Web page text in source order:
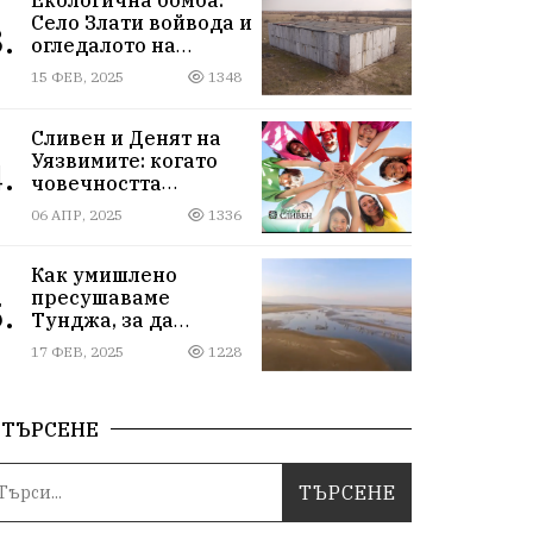
Село Злати войвода и
огледалото на
управлението
15 ФЕВ, 2025 1348
Сливен и Денят на
Уязвимите: когато
човечността
надмогва
предразсъдъците
06 АПР, 2025 1336
Как умишлено
пресушаваме
Тунджа, за да
пълним Марица и…
джобовете на частни
17 ФЕВ, 2025 1228
ТЪРСЕНЕ